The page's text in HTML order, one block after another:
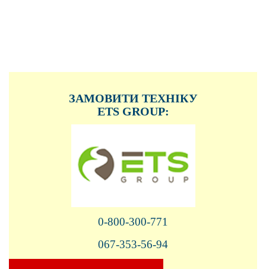
ЗАМОВИТИ ТЕХНІКУ
ETS GROUP:
0-800-300-771
067-353-56-94